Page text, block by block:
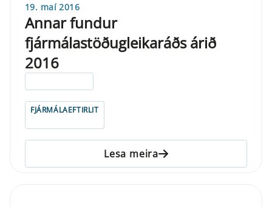
19. maí 2016
Annar fundur
fjármálastöðugleikaráðs árið
2016
FJÁRMÁLAEFTIRLIT
Lesa meira